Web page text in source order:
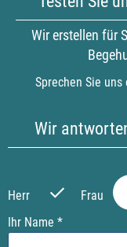
Wir erstellen für
Sprechen Sie
Wir
e
a
s
e
a
Herr
Frau
Ihr Name *